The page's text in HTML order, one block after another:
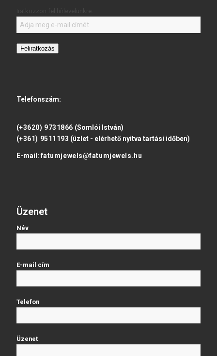
Feliratkozás
Telefonszám:
(+3620) 9731866 (Somlói István)
(+361) 9511193 (üzlet - elérhető nyitva tartási időben)
E-mail: fatumjewels@fatumjewels.hu
Üzenet
Név
E-mail cím
Telefon
Üzenet